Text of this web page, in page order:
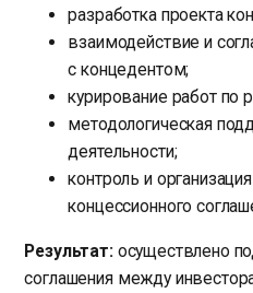
разработка проекта
взаимодействие и
с концедентом;
курирование работ по
методологическая
деятельности;
контроль и
концессионного
Результат: осуществлено
соглашения между